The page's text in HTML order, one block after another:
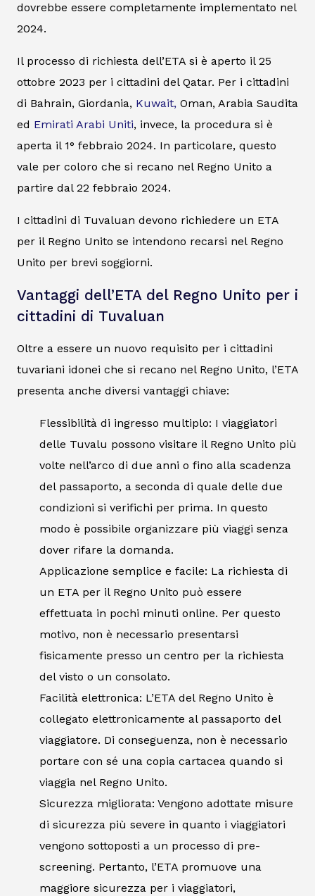
dovrebbe essere completamente implementato nel
2024.
Il processo di richiesta dell’ETA si è aperto il 25
ottobre 2023 per i cittadini del Qatar. Per i cittadini
di Bahrain, Giordania, Kuwait, Oman, Arabia Saudita
ed Emirati Arabi Uniti, invece, la procedura si è
aperta il 1° febbraio 2024. In particolare, questo
vale per coloro che si recano nel Regno Unito a
partire dal 22 febbraio 2024.
I cittadini di Tuvaluan devono richiedere un ETA
per il Regno Unito se intendono recarsi nel Regno
Unito per brevi soggiorni.
Vantaggi dell’ETA del Regno Unito per i
cittadini di Tuvaluan
Oltre a essere un nuovo requisito per i cittadini
tuvariani idonei che si recano nel Regno Unito, l’ETA
presenta anche diversi vantaggi chiave:
Flessibilità di ingresso multiplo: I viaggiatori
delle Tuvalu possono visitare il Regno Unito più
volte nell’arco di due anni o fino alla scadenza
del passaporto, a seconda di quale delle due
condizioni si verifichi per prima. In questo
modo è possibile organizzare più viaggi senza
dover rifare la domanda.
Applicazione semplice e facile: La richiesta di
un ETA per il Regno Unito può essere
effettuata in pochi minuti online. Per questo
motivo, non è necessario presentarsi
fisicamente presso un centro per la richiesta
del visto o un consolato.
Facilità elettronica: L’ETA del Regno Unito è
collegato elettronicamente al passaporto del
viaggiatore. Di conseguenza, non è necessario
portare con sé una copia cartacea quando si
viaggia nel Regno Unito.
Sicurezza migliorata: Vengono adottate misure
di sicurezza più severe in quanto i viaggiatori
vengono sottoposti a un processo di pre-
screening. Pertanto, l’ETA promuove una
maggiore sicurezza per i viaggiatori,